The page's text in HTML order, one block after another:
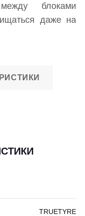
блоками
даже на
TRUETYRE